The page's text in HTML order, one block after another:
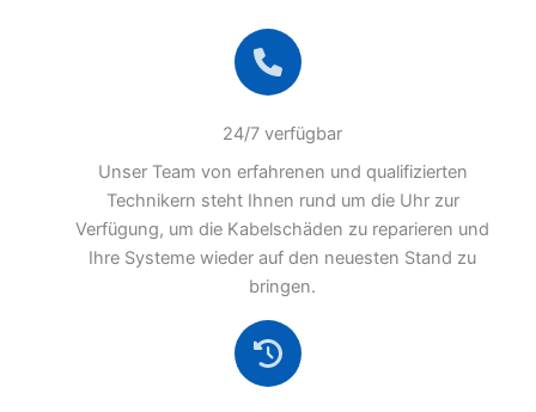
24/7 verfügbar
Unser Team von erfahrenen und qualifizierten
Technikern steht Ihnen rund um die Uhr zur
Verfügung, um die Kabelschäden zu reparieren und
Ihre Systeme wieder auf den neuesten Stand zu
bringen.